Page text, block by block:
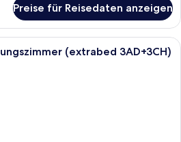
Preise für Reisedaten anzeigen
Ein Hotelzimmer mit zwei Betten,
(extrabed 3AD+3CH)